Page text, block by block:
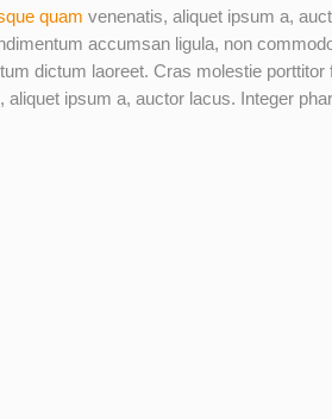
quam venenatis, aliquet ipsum a,
accumsan ligula, non
dictum laoreet. Cras molestie
ipsum a, auctor lacus. Integer